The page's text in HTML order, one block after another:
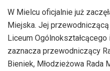
W Mielcu oficjalnie już
Miejska. Jej
Liceum Ogólnokształcącego
zaznacza przewodniczący
Bieniek, Młodzieżowa Rada